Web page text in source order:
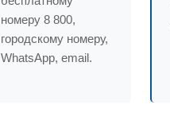
номеру 8 800,
городскому номеру,
WhatsApp, email.